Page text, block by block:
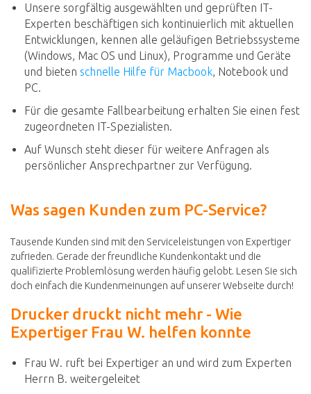
Unsere sorgfältig ausgewählten und geprüften IT-
Experten beschäftigen sich kontinuierlich mit aktuellen
Entwicklungen, kennen alle geläufigen Betriebssysteme
(Windows, Mac OS und Linux), Programme und Geräte
und bieten schnelle Hilfe für Macbook, Notebook und
PC.
Für die gesamte Fallbearbeitung erhalten Sie einen fest
zugeordneten IT-Spezialisten.
Auf Wunsch steht dieser für weitere Anfragen als
persönlicher Ansprechpartner zur Verfügung.
Was sagen Kunden zum PC-Service?
Tausende Kunden sind mit den Serviceleistungen von Expertiger
zufrieden. Gerade der freundliche Kundenkontakt und die
qualifizierte Problemlösung werden häufig gelobt. Lesen Sie sich
doch einfach die Kundenmeinungen auf unserer Webseite durch!
Drucker druckt nicht mehr - Wie
Expertiger Frau W. helfen konnte
Frau W. ruft bei Expertiger an und wird zum Experten
Herrn B. weitergeleitet